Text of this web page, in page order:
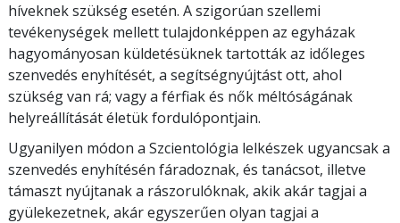
híveknek szükség esetén. A szigorúan szellemi
tevékenységek mellett tulajdonképpen az egyházak
hagyományosan küldetésüknek tartották az időleges
szenvedés enyhítését, a segítségnyújtást ott, ahol
szükség van rá; vagy a férfiak és nők méltóságának
helyreállítását életük fordulópontjain.
Ugyanilyen módon a Szcientológia lelkészek ugyancsak a
szenvedés enyhítésén fáradoznak, és tanácsot, illetve
támaszt nyújtanak a rászorulóknak, akik akár tagjai a
gyülekezetnek, akár egyszerűen olyan tagjai a